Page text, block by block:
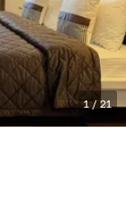
1/ 21